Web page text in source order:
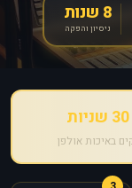
8 שנות
ניסיון והפקה